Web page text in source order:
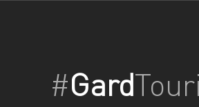
#Gard